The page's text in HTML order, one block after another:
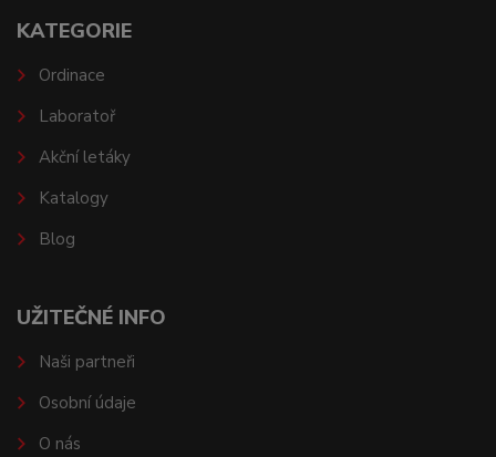
KATEGORIE
Ordinace
Laboratoř
Akční letáky
Katalogy
Blog
UŽITEČNÉ INFO
Naši partneři
Osobní údaje
O nás